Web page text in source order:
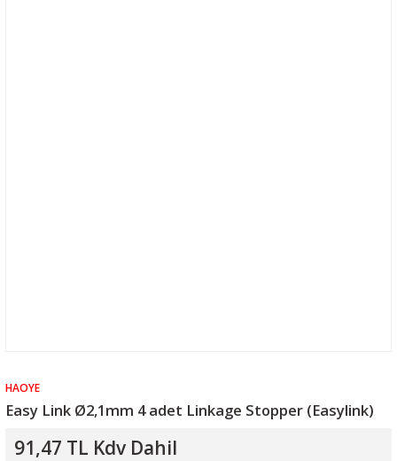
HAOYE
Easy Link Ø2,1mm 4 adet Linkage Stopper (Easylink)
91,47 TL Kdv Dahil